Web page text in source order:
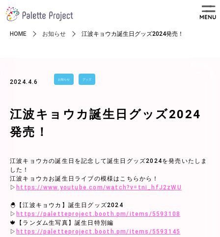
MENU
HOME お知らせ 江波キョウカ誕生日グッズ2024発売！
2024.4.6 お知らせ グッズ
江波キョウカ誕生日グッズ2024
発売！
江波キョウカの誕生日を記念して誕生日グッズ2024を発売いたしま
した！
江波キョウカお誕生日ライブの模様はこちらから！
▷ https://www.youtube.com/watch?v=tni_hfJ2zWU
🐣【江波キョウカ】誕生日グッズ2024
▷ https://paletteproject.booth.pm/items/5593108
🍁【ランダム生写真】誕生日特別編
▷ https://paletteproject.booth.pm/items/5593145